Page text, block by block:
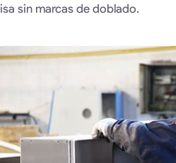
sin marcas de doblado.